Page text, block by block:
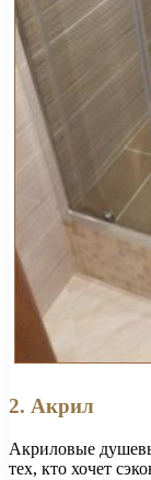
2. Акрил
Акриловые
тех, кто хочет